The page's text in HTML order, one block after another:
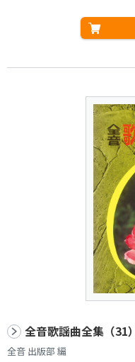
全音歌謡曲全集（31）
全音 出版部 編